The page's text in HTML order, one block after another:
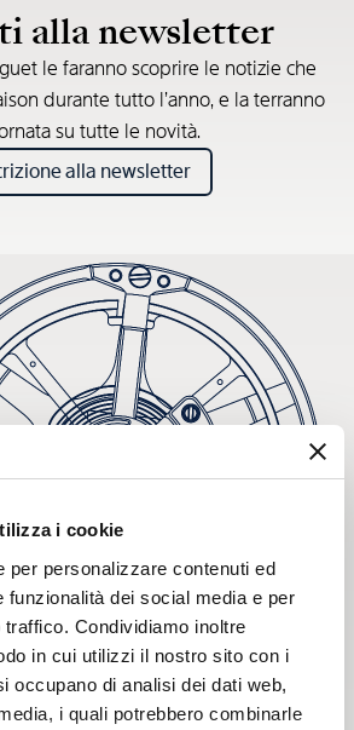
i cookie
per personalizzare contenuti ed
funzionalità dei social media e per
Condividiamo inoltre
in cui utilizzi il nostro sito con i
occupano di analisi dei dati web,
i quali potrebbero combinarle
alla newsletter
le faranno scoprire le notizie che
durante tutto l’anno, e la terranno
su tutte le novità.
alla newsletter